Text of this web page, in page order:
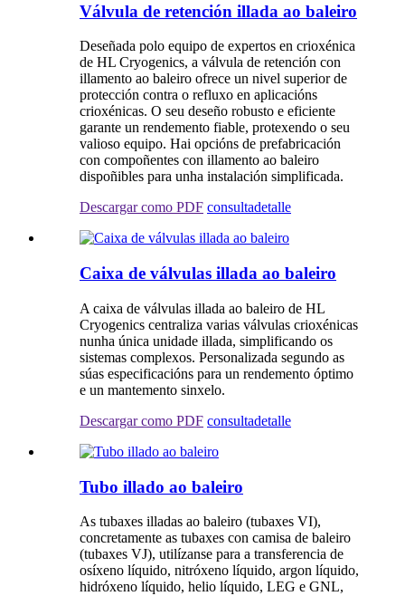
Válvula de retención illada ao baleiro
Deseñada polo equipo de expertos en crioxénica
de HL Cryogenics, a válvula de retención con
illamento ao baleiro ofrece un nivel superior de
protección contra o refluxo en aplicacións
crioxénicas. O seu deseño robusto e eficiente
garante un rendemento fiable, protexendo o seu
valioso equipo. Hai opcións de prefabricación
con compoñentes con illamento ao baleiro
dispoñibles para unha instalación simplificada.
Descargar como PDF consultadetalle
Caixa de válvulas illada ao baleiro
A caixa de válvulas illada ao baleiro de HL
Cryogenics centraliza varias válvulas crioxénicas
nunha única unidade illada, simplificando os
sistemas complexos. Personalizada segundo as
súas especificacións para un rendemento óptimo
e un mantemento sinxelo.
Descargar como PDF consultadetalle
Tubo illado ao baleiro
As tubaxes illadas ao baleiro (tubaxes VI),
concretamente as tubaxes con camisa de baleiro
(tubaxes VJ), utilízanse para a transferencia de
osíxeno líquido, nitróxeno líquido, argon líquido,
hidróxeno líquido, helio líquido, LEG e GNL,